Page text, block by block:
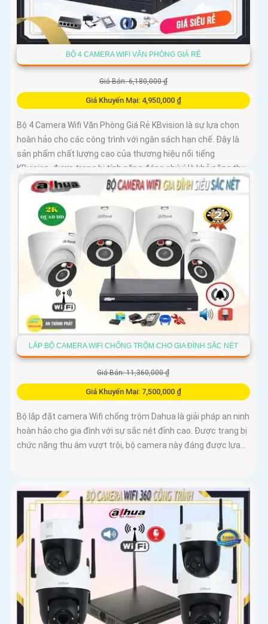
BỘ 4 CAMERA WIFI VĂN PHÒNG GIÁ RẺ
Giá Bán: 6,180,000 ₫
Giá Khuyến Mại: 4,950,000 ₫
Bộ 4 Camera Wifi Văn Phòng Giá Rẻ KBvision là sự lựa chọn
hoàn hảo cho các công trình với ngân sách hạn chế. Đây là
sản phẩm chất lượng cao của thương hiệu nổi tiếng
KBvision, được trang bị tính năng đáng chú ý là khả năng thu
âm và loa tích hợp
LẮP BỘ CAMERA WIFI CHỐNG TRỘM CHO GIA ĐÌNH SẮC NÉT
Giá Bán: 11,360,000 ₫
Giá Khuyến Mại: 7,500,000 ₫
Bộ lắp đặt camera Wifi chống trộm Dahua là giải pháp an ninh
hoàn hảo cho gia đình với sự sắc nét đỉnh cao. Được trang bị
chức năng thu âm vượt trội, bộ camera này đáng được lựa...